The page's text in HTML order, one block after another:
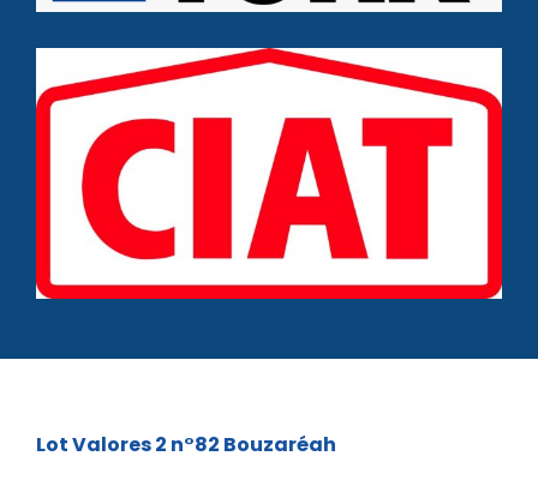
Lot Valores 2 n°82 Bouzaréah